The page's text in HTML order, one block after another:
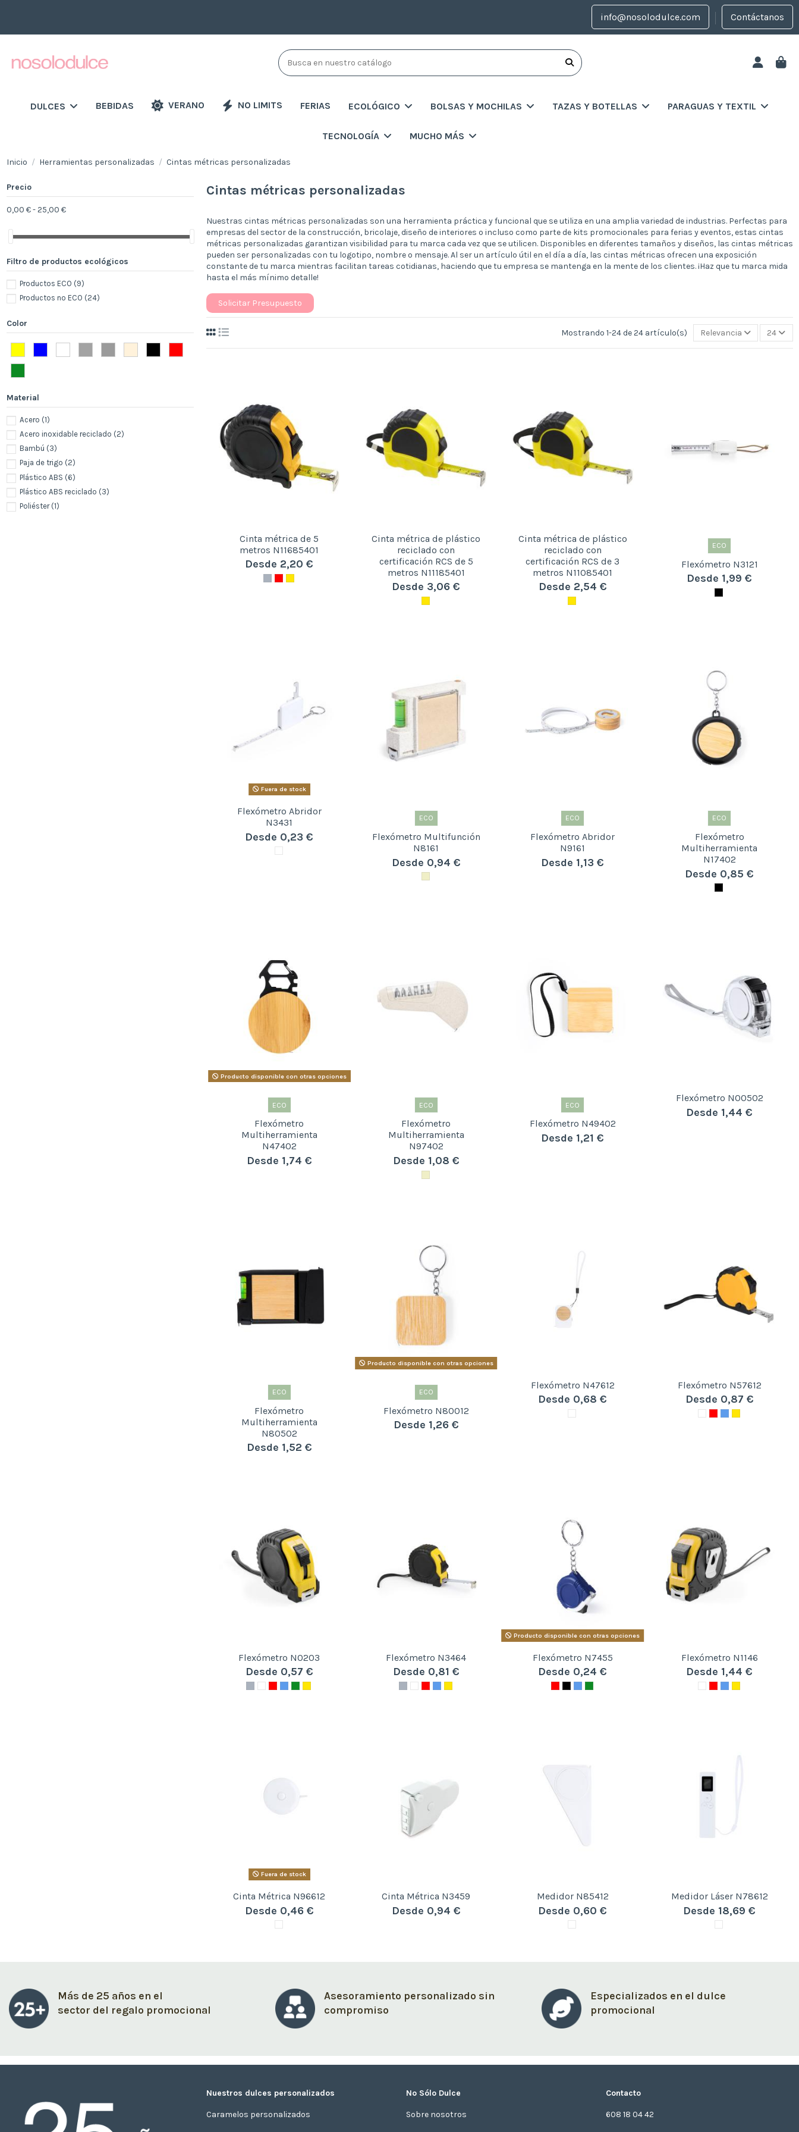
info@nosolodulce.com Contáctanos
DULCES BEBIDAS VERANO NO LIMITS FERIAS ECOLÓGICO BOLSAS Y MOCHILAS TAZAS Y BOTELLAS PARAGUAS Y TEXTIL
TECNOLOGÍA MUCHO MÁS
Inicio Herramientas personalizadas Cintas métricas personalizadas
Cintas métricas personalizadas
Nuestras cintas métricas personalizadas son una herramienta práctica y funcional que se utiliza en una amplia variedad de industrias. Perfectas para
empresas del sector de la construcción, bricolaje, diseño de interiores o incluso como parte de kits promocionales para ferias y eventos, estas cintas
métricas personalizadas garantizan visibilidad para tu marca cada vez que se utilicen. Disponibles en diferentes tamaños y diseños, las cintas métricas
pueden ser personalizadas con tu logotipo, nombre o mensaje. Al ser un artículo útil en el día a día, las cintas métricas ofrecen una exposición
constante de tu marca mientras facilitan tareas cotidianas, haciendo que tu empresa se mantenga en la mente de los clientes. ¡Haz que tu marca mida
hasta el más mínimo detalle!
Solicitar Presupuesto
Mostrando 1-24 de 24 artículo(s) Relevancia 24
Cinta métrica de 5
metros N11685401
Desde 2,20 €
Cinta métrica de plástico
reciclado con
certificación RCS de 5
metros N11185401
Desde 3,06 €
Cinta métrica de plástico
reciclado con
certificación RCS de 3
metros N11085401
Desde 2,54 €
ECO
Flexómetro N3121
Desde 1,99 €
Fuera de stock
Flexómetro Abridor
N3431
Desde 0,23 €
ECO
Flexómetro Multifunción
N8161
Desde 0,94 €
ECO
Flexómetro Abridor
N9161
Desde 1,13 €
ECO
Flexómetro
Multiherramienta
N17402
Desde 0,85 €
Producto disponible con otras opciones
ECO
Flexómetro
Multiherramienta
N47402
Desde 1,74 €
ECO
Flexómetro
Multiherramienta
N97402
Desde 1,08 €
ECO
Flexómetro N49402
Desde 1,21 €
Flexómetro N00502
Desde 1,44 €
ECO
Flexómetro
Multiherramienta
N80502
Desde 1,52 €
Producto disponible con otras opciones
ECO
Flexómetro N80012
Desde 1,26 €
Flexómetro N47612
Desde 0,68 €
Flexómetro N57612
Desde 0,87 €
Flexómetro N0203
Desde 0,57 €
Flexómetro N3464
Desde 0,81 €
Producto disponible con otras opciones
Flexómetro N7455
Desde 0,24 €
Flexómetro N1146
Desde 1,44 €
Fuera de stock
Cinta Métrica N96612
Desde 0,46 €
Cinta Métrica N3459
Desde 0,94 €
Medidor N85412
Desde 0,60 €
Medidor Láser N78612
Desde 18,69 €
Precio
0,00 € - 25,00 €
Filtro de productos ecológicos
Productos ECO (9)
Productos no ECO (24)
Color
Material
Acero (1)
Acero inoxidable reciclado (2)
Bambú (3)
Paja de trigo (2)
Plástico ABS (6)
Plástico ABS reciclado (3)
Poliéster (1)
Más de 25 años en el
sector del regalo promocional
Asesoramiento personalizado sin
compromiso
Especializados en el dulce
promocional
Nuestros dulces personalizados
Caramelos personalizados
No Sólo Dulce
Sobre nosotros
Contacto
608 18 04 42